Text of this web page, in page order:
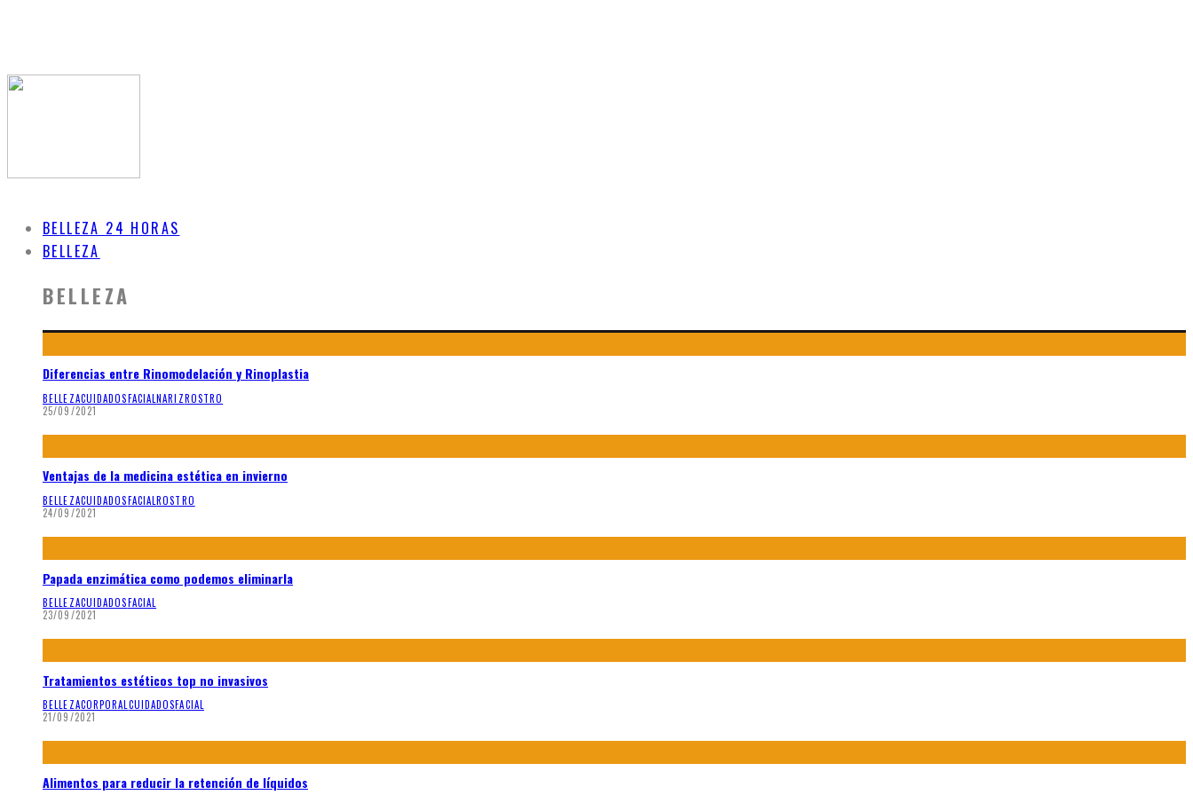
BELLEZA 24 HORAS
BELLEZA
BELLEZA
Diferencias entre Rinomodelación y Rinoplastia
BELLEZACUIDADOSFACIALNARIZROSTRO
25/09/2021
Ventajas de la medicina estética en invierno
BELLEZACUIDADOSFACIALROSTRO
24/09/2021
Papada enzimática como podemos eliminarla
BELLEZACUIDADOSFACIAL
23/09/2021
Tratamientos estéticos top no invasivos
BELLEZACORPORALCUIDADOSFACIAL
21/09/2021
Alimentos para reducir la retención de líquidos